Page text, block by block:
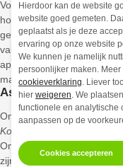
Voorheen moest u voor
horecagelegenheid omdat
geavanceerde espresso
vaker dat ook particulieren
apparaat, en hierdoor
macchiato kunnen
Assortiment
Om thuis en/of op het werk
KoffieTheePlaza
Onze espresso apparaten
zijn alle voorzien van een
Hierdoor kan de website
website goed gemeten.
geplaatst als je deze
ervaring op onze website
We kunnen je namelijk
persoonlijker maken.
cookieverklaring . Liever
hier weigeren . We
functionele en analytische
aanpassen op de
Cookies accepteren